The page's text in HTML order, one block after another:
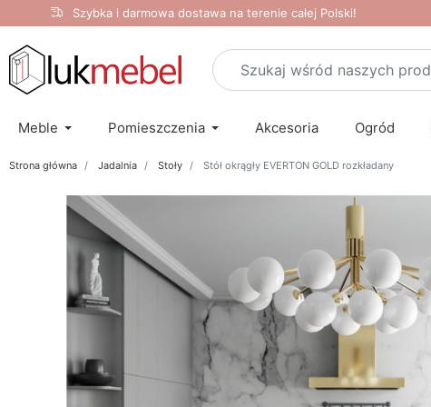
Szybka i darmowa dostawa na terenie całej Polski!
Meble Pomieszczenia Akcesoria Ogród
Strona główna Jadalnia Stoły Stół okrągły EVERTON GOLD rozkładany